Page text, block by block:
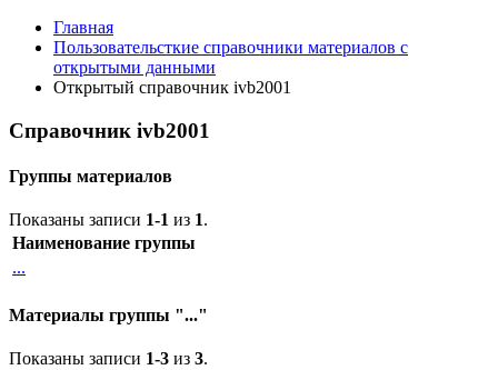
Главная
Пользовательсткие справочники материалов с
открытыми данными
Открытый справочник ivb2001
Справочник ivb2001
Группы материалов
Показаны записи 1-1 из 1.
Наименование группы
...
Материалы группы "..."
Показаны записи 1-3 из 3.